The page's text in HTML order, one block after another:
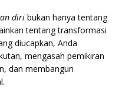
diri bukan hanya tentang
tentang transformasi
diucapkan, Anda
mengasah pemikiran
dan membangun